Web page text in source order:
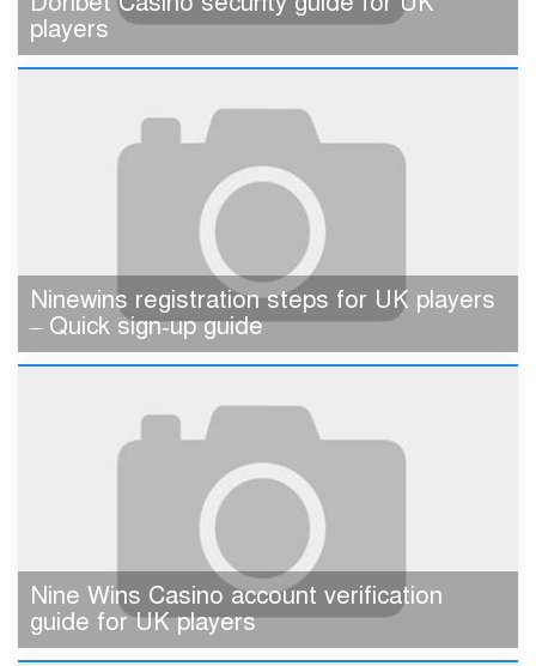
players
Ninewins registration steps for UK players
– Quick sign‑up guide
Nine Wins Casino account verification
guide for UK players